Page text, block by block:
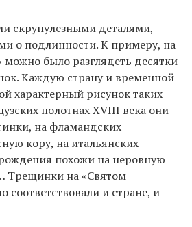
скрупулезными деталями,
о подлинности. К примеру, на
было разглядеть десятки
Каждую страну и временной
характерный рисунок таких
полотнах XVIII века они
на фламандских
кору, на итальянских
похожи на неровную
Трещинки на «Святом
соответствовали и стране, и